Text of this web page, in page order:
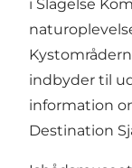
i Slagelse
indbyder til
information
Destination